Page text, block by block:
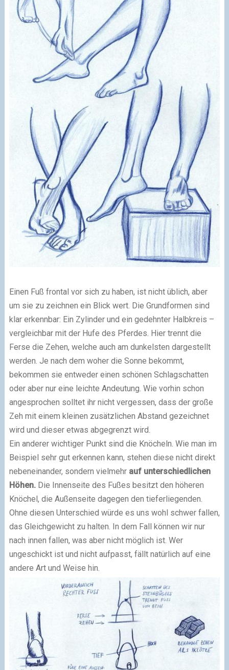
Einen Fuß frontal vor sich zu haben, ist nicht üblich, aber
um sie zu zeichnen ein Blick wert. Die Grundformen sind
klar erkennbar: Ein Zylinder und ein gedehnter Halbkreis –
vergleichbar mit der Hufe des Pferdes. Hier trennt die
Ferse die Zehen, welche auch am dunkelsten dargestellt
werden. Je nach dem woher die Sonne bekommt,
bekommen sie entweder einen schönen Schlagschatten
oder aber nur eine leichte Andeutung. Wie vorhin schon
angesprochen solltet ihr nicht vergessen, dass der große
Zeh mit einem kleinen zusätzlichen Abstand gezeichnet
wird und dieser etwas abgegrenzt wird.
Ein anderer wichtiger Punkt sind die Knöcheln. Wie man im
Beispiel sehr gut erkennen kann, stehen diese nicht direkt
nebeneinander, sondern vielmehrauf unterschiedlichen
Höhen.Die Innenseite des Fußes besitzt den höheren
Knöchel, die Außenseite dagegen den tieferliegenden.
Ohne diesen Unterschied würde es uns wohl schwer fallen,
das Gleichgewicht zu halten. In dem Fall können wir nur
nach innen fallen, was aber nicht möglich ist. Wer
ungeschickt ist und nicht aufpasst, fällt natürlich auf eine
andere Art und Weise hin.